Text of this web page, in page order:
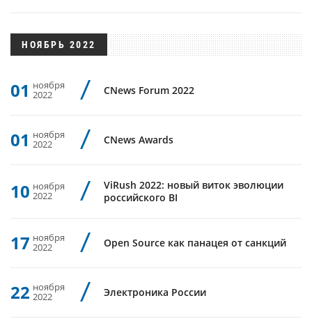
НОЯБРЬ 2022
01 ноября
2022 CNews Forum 2022
01 ноября
2022 CNews Awards
10 ноября
2022
ViRush 2022: новый виток эволюции
российского BI
17 ноября
2022 Open Source как панацея от санкций
22 ноября
2022 Электроника России